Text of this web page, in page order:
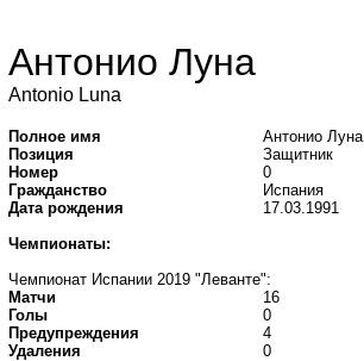
Антонио Луна
Antonio Luna
Полное имя
Антонио Луна
Позиция
Защитник
Номер
0
Гражданство
Испания
Дата рождения
17.03.1991
Чемпионаты:
Чемпионат Испании 2019 "Леванте":
Матчи
16
Голы
0
Предупреждения
4
Удаления
0